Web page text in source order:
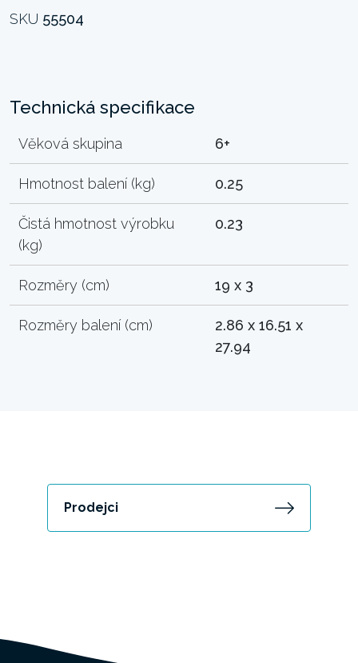
SKU 55504
Technická specifikace
Věková skupina 6+
Hmotnost balení (kg) 0.25
Čistá hmotnost výrobku
(kg)
0.23
Rozměry (cm) 19 x 3
Rozměry balení (cm)
2.86 x 16.51 x
27.94
Prodejci